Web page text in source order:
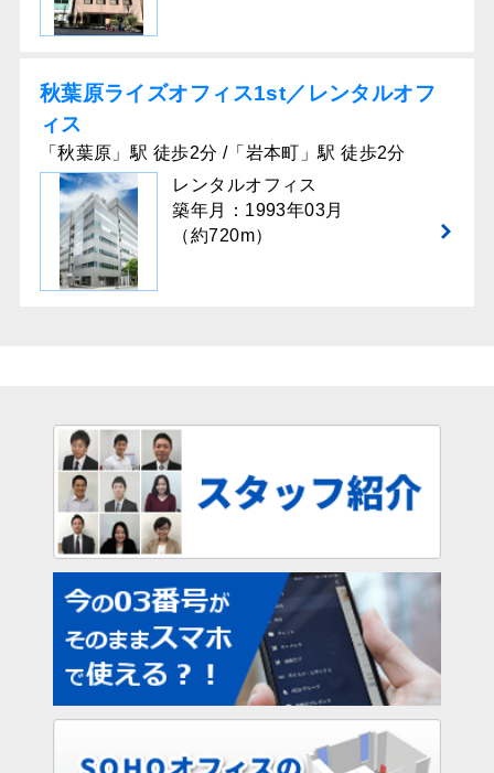
秋葉原ライズオフィス1st／レンタルオフ
ィス
「秋葉原」駅 徒歩2分 /「岩本町」駅 徒歩2分
レンタルオフィス
築年月：1993年03月
（約720m）